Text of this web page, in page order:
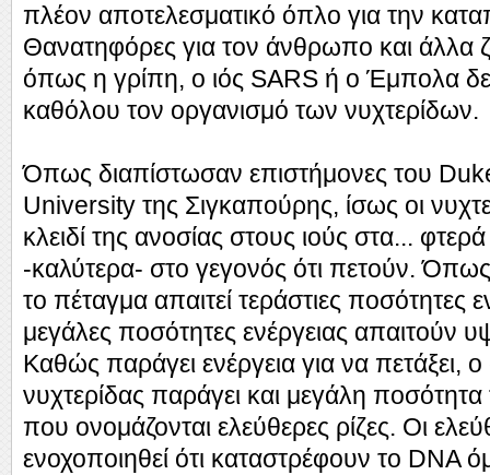
πλέον αποτελεσματικό όπλο για την
Θανατηφόρες για τον άνθρωπο και άλλα
όπως η γρίπη, ο ιός SARS ή ο Έμπολα
καθόλου τον οργανισμό των νυχτερίδων.
Όπως διαπίστωσαν επιστήμονες του
University της Σιγκαπούρης, ίσως οι
κλειδί της ανοσίας στους ιούς στα...
-καλύτερα- στο γεγονός ότι πετούν. Όπως
το πέταγμα απαιτεί τεράστιες ποσότητες
μεγάλες ποσότητες ενέργειας απαιτούν
Καθώς παράγει ενέργεια για να πετάξει,
νυχτερίδας παράγει και μεγάλη
που ονομάζονται ελεύθερες ρίζες. Οι
ενοχοποιηθεί ότι καταστρέφουν το DNA